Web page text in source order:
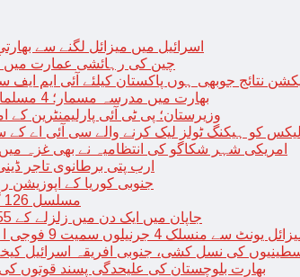
اسرائیل میں میزائل لگنے سے بھارتی
چین کی رہائشی عمارت میں آتشزدگی،
نتائج جوبھی ہوں پاکستان کیلئے آئی ایم
بھارت میں مدرسہ مسمار؛ 4 مسلمان جاں بحق اور 250 زخمی
وزیرستان؛ پی ٹی آئی پارلیمنٹرین کے
کو ہیکنگ ٹولز لیک کرنے والے سی آئی اے کے سابق
امریکی شہر شکاگو کی انتظامیہ نے بھی غزہ
ارب پتی برطانوی تاجر
جنوبی کوریا کے
مسلسل 126 گھنٹوں تک گانے والی خاتون
جاپان میں ایک دن میں زلزلے کے 155 جھٹکے، 30 افراد ہلاک
سے منسلک 4 جرنیلوں سمیت 9 فوجی اہلکارپارلیمنٹ سے برطرف
کی نسل کشی، جنوبی افریقہ اسرائیل
بھارت بلوچستان کی علیحدگی پسند قوتوں